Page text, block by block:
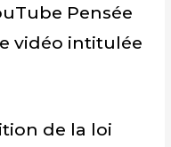
Pensée
vidéo intitulée
de la loi